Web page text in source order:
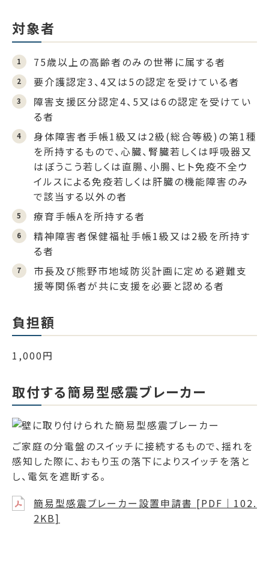
対象者
75歳以上の高齢者のみの世帯に属する者
要介護認定3、4又は5の認定を受けている者
障害支援区分認定4、5又は6の認定を受けてい
る者
身体障害者手帳1級又は2級(総合等級)の第1種
を所持するもので、心臓、腎臓若しくは呼吸器又
はぼうこう若しくは直腸、小腸、ヒト免疫不全ウ
イルスによる免疫若しくは肝臓の機能障害のみ
で該当する以外の者
療育手帳Aを所持する者
精神障害者保健福祉手帳1級又は2級を所持す
る者
市長及び熊野市地域防災計画に定める避難支
援等関係者が共に支援を必要と認める者
負担額
1,000円
取付する簡易型感震ブレーカー
ご家庭の分電盤のスイッチに接続するもので、揺れを
感知した際に、おもり玉の落下によりスイッチを落と
し、電気を遮断する。
簡易型感震ブレーカー設置申請書 [PDF｜102.
2KB]